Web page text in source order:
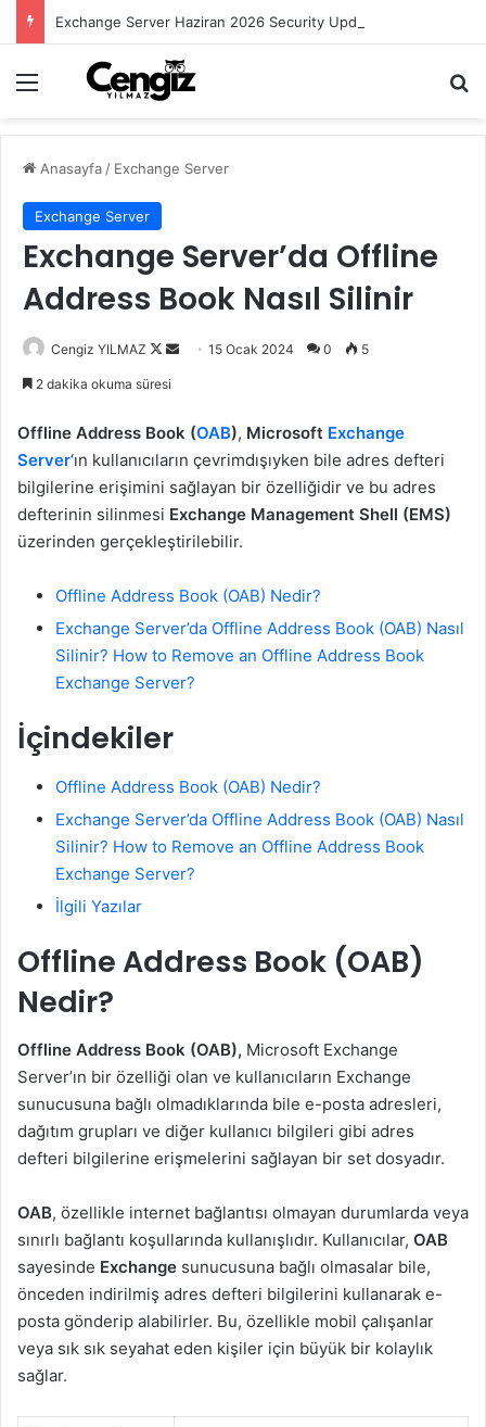
Menü
Anasayfa / Exchange Server
Exchange Server
Exchange Server’da Offline
Address Book Nasıl Silinir
Cengiz YILMAZ
Follow
Bir
göndermek
15 Ocak 2024 0 5
2 dakika okuma süresi
Offline Address Book (OAB), Microsoft Exchange
Server‘ın kullanıcıların çevrimdışıyken bile adres defteri
bilgilerine erişimini sağlayan bir özelliğidir ve bu adres
defterinin silinmesi Exchange Management Shell (EMS)
üzerinden gerçekleştirilebilir.
Offline Address Book (OAB) Nedir?
Exchange Server’da Offline Address Book (OAB) Nasıl
Silinir? How to Remove an Offline Address Book
Exchange Server?
İçindekiler
Offline Address Book (OAB) Nedir?
Exchange Server’da Offline Address Book (OAB) Nasıl
Silinir? How to Remove an Offline Address Book
Exchange Server?
İlgili Yazılar
Offline Address Book (OAB)
Nedir?
Offline Address Book (OAB), Microsoft Exchange
Server’ın bir özelliği olan ve kullanıcıların Exchange
sunucusuna bağlı olmadıklarında bile e-posta adresleri,
dağıtım grupları ve diğer kullanıcı bilgileri gibi adres
defteri bilgilerine erişmelerini sağlayan bir set dosyadır.
OAB, özellikle internet bağlantısı olmayan durumlarda veya
sınırlı bağlantı koşullarında kullanışlıdır. Kullanıcılar, OAB
sayesinde Exchange sunucusuna bağlı olmasalar bile,
önceden indirilmiş adres defteri bilgilerini kullanarak e-
posta gönderip alabilirler. Bu, özellikle mobil çalışanlar
veya sık sık seyahat eden kişiler için büyük bir kolaylık
sağlar.